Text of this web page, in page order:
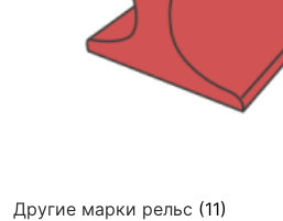
Другие марки рельс (11)